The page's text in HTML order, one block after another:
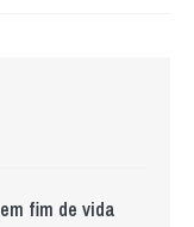
fim de vida